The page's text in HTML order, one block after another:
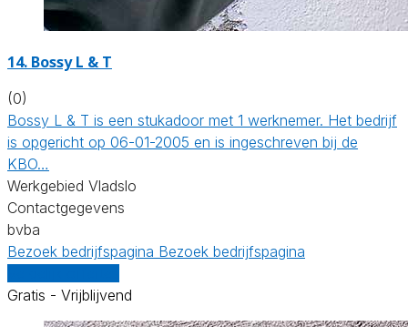
14. Bossy L & T
(0)
Bossy L & T is een stukadoor met 1 werknemer. Het bedrijf
is opgericht op 06-01-2005 en is ingeschreven bij de
KBO…
Werkgebied Vladslo
Contactgegevens
bvba
Bezoek bedrijfspagina Bezoek bedrijfspagina
Gratis - Vrijblijvend